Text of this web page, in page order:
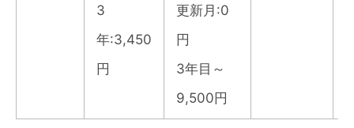
3
年:3,450
円
更新月:0
円
3年目～
9,500円